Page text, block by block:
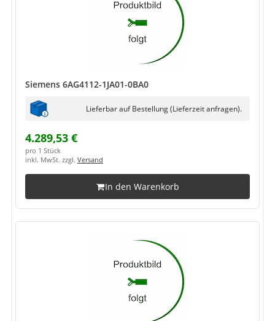
Siemens 6AG4112-1JA01-0BA0
Lieferbar auf Bestellung (Lieferzeit anfragen).
4.289,53 €
pro 1 Stück
inkl. MwSt. zzgl. Versand
In den Warenkorb